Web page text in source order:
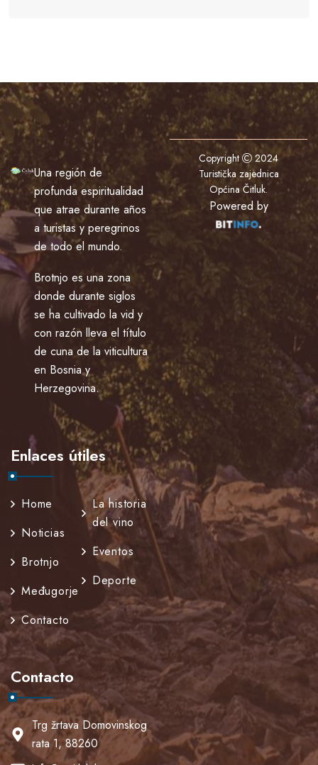
Una región de
profunda espiritualidad
que atrae durante años
a turistas y peregrinos
de todo el mundo.
Brotnjo es una zona
donde durante siglos
se ha cultivado la vid y
con razón lleva el título
de cuna de la viticultura
en Bosnia y
Herzegovina.
Enlaces útiles
Home
Noticias
Brotnjo
Međugorje
Contacto
La historia
del vino
Eventos
Deporte
Contacto
Trg žrtava Domovinskog
rata 1, 88260
Copyright
2024
Turistička zajednica
Općina Čitluk.
Powered by